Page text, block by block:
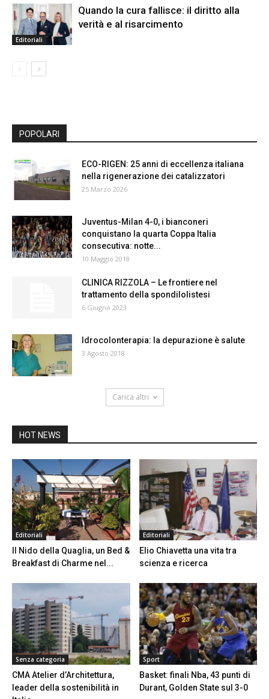
Editoriali
Quando la cura fallisce: il diritto alla
verità e al risarcimento
POPOLARI
ECO-RIGEN: 25 anni di eccellenza italiana
nella rigenerazione dei catalizzatori
25 Marzo 2026
Juventus-Milan 4-0, i bianconeri
conquistano la quarta Coppa Italia
consecutiva: notte...
10 Maggio 2018
CLINICA RIZZOLA – Le frontiere nel
trattamento della spondilolistesi
6 Giugno 2023
Idrocolonterapia: la depurazione è salute
3 Agosto 2018
Carica altri
HOT NEWS
Editoriali
Il Nido della Quaglia, un Bed &
Breakfast di Charme nel...
Editoriali
Elio Chiavetta una vita tra
scienza e ricerca
Senza categoria
CMA Atelier d’Architettura,
leader della sostenibilità in
Sport
Basket: finali Nba, 43 punti di
Durant, Golden State sul 3-0